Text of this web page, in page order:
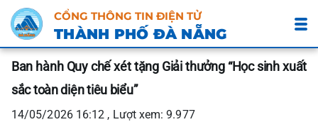
CỔNG THÔNG TIN ĐIỆN TỬ
THÀNH PHỐ ĐÀ NẴNG
Ban hành Quy chế xét tặng Giải thưởng “Học sinh xuất
sắc toàn diện tiêu biểu”
14/05/2026 16:12 , Lượt xem: 9.977